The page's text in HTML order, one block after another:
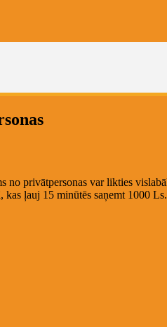
no privātpersonas var likties
ļauj 15 minūtēs saņemt 1000